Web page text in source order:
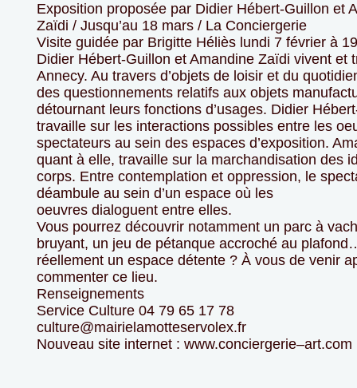
Exposition proposée par Didier Hébert-Guillon et
Zaïdi / Jusqu’au 18 mars / La Conciergerie
Visite guidée par Brigitte Héliès lundi 7 février à
Didier Hébert-Guillon et Amandine Zaïdi vivent et
Annecy. Au travers d’objets de loisir et du
des questionnements relatifs aux objets
détournant leurs fonctions d’usages. Didier
travaille sur les interactions possibles entre les
spectateurs au sein des espaces d’exposition.
quant à elle, travaille sur la marchandisation des
corps. Entre contemplation et oppression, le
déambule au sein d’un espace où les
oeuvres dialoguent entre elles.
Vous pourrez découvrir notamment un parc à
bruyant, un jeu de pétanque accroché au
réellement un espace détente ? À vous de venir
commenter ce lieu.
Renseignements
Service Culture 04 79 65 17 78
culture@mairielamotteservolex.fr
Nouveau site internet : www.conciergerie–art.com